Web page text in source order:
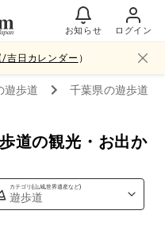
お知らせ ログイン
/吉日カレンダー ）
遊歩道 千葉県の遊歩道
道の観光・お出か
カテゴリ(山,城,世界遺産など)
遊歩道